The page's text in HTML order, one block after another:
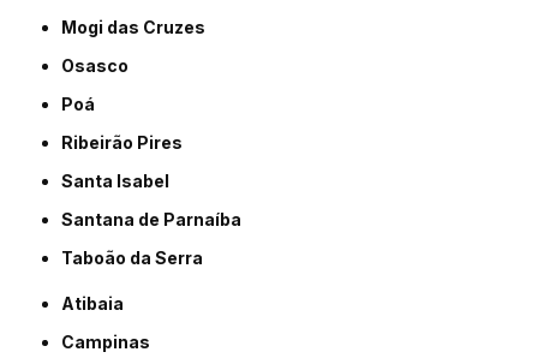
Mogi das Cruzes
Osasco
Poá
Ribeirão Pires
Santa Isabel
Santana de Parnaíba
Taboão da Serra
Atibaia
Campinas